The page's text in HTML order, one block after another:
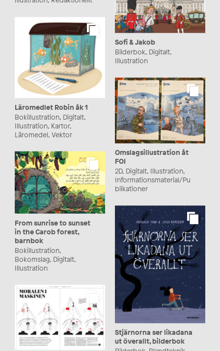
Sofi & Jakob
Bilderbok, Digitalt,
Illustration
Läromedlet Robin åk 1
Bokillustration, Digitalt,
Illustration, Kartor,
Läromedel, Vektor
Omslagsillustration åt
FOI
2D, Digitalt, Illustration,
Informationsmaterial/Pu
blikationer
From sunrise to sunset
in the Carob forest,
barnbok
Bokillustration,
Bokomslag, Digitalt,
Illustration
Stjärnorna ser likadana
ut överallt, bilderbok